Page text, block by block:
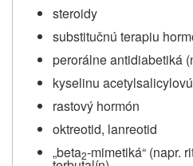
steroidy
substitučnú terapiu
perorálne antidiabetiká
kyselinu
rastový hormón
oktreotid, lanreotid
„beta2-mimetiká“ (napr.